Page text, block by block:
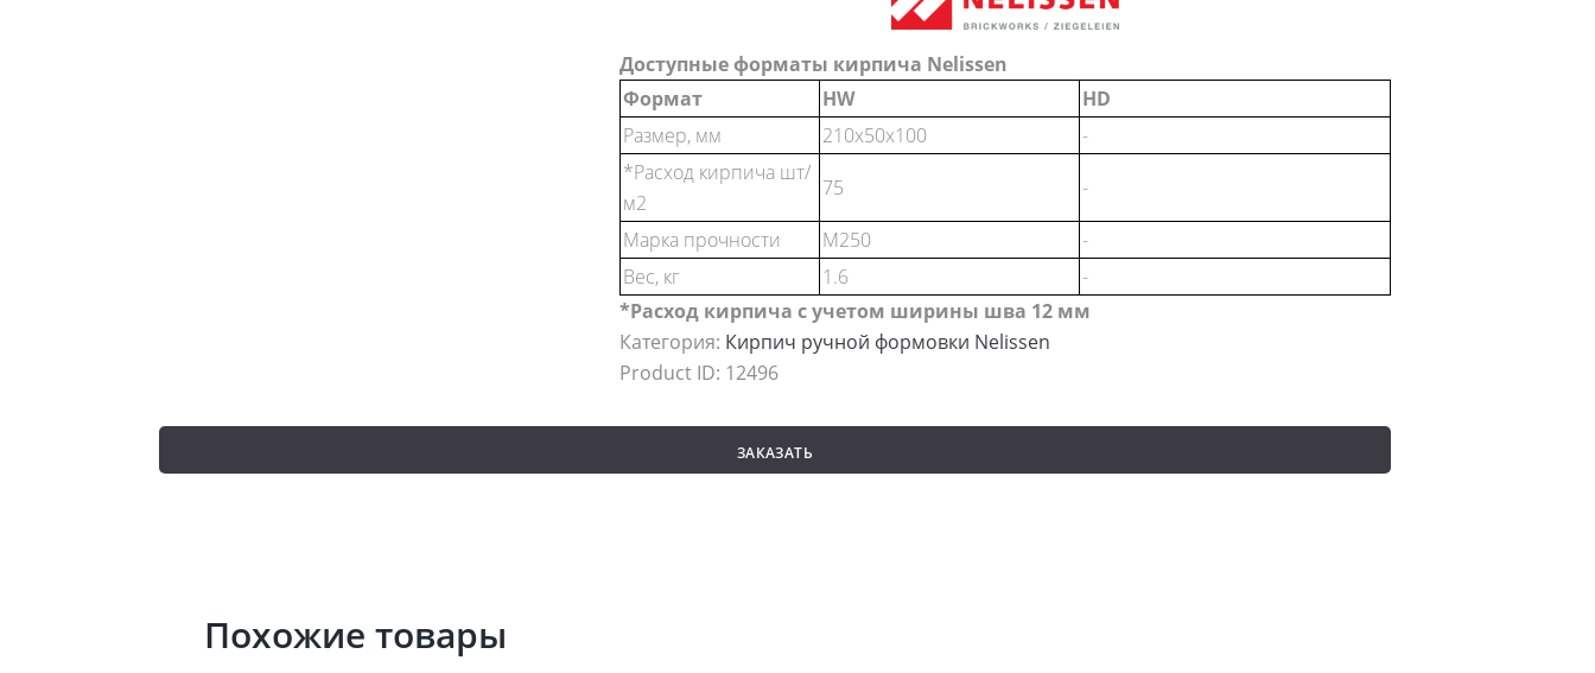
Доступные форматы кирпича Nelissen
Формат
HW
HD
Размер, мм
210x50x100
-
*Расход кирпича шт/
м2
75
-
Марка прочности
M250
-
Вес, кг
1.6
-
*Расход кирпича с учетом ширины шва 12 мм
Категория: Кирпич ручной формовки Nelissen
Product ID: 12496
ЗАКАЗАТЬ
Похожие товары